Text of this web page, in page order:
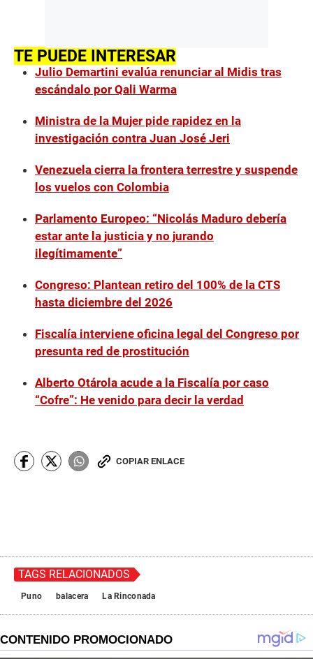
TE PUEDE INTERESAR
Julio Demartini evalúa renunciar al Midis tras
escándalo por Qali Warma
Ministra de la Mujer pide rapidez en la
investigación contra Juan José Jeri
Venezuela cierra la frontera terrestre y suspende
los vuelos con Colombia
Parlamento Europeo: “Nicolás Maduro debería
estar ante la justicia y no jurando
ilegítimamente”
Congreso: Plantean retiro del 100% de la CTS
hasta diciembre del 2026
Fiscalía interviene oficina legal del Congreso por
presunta red de prostitución
Alberto Otárola acude a la Fiscalía por caso
“Cofre”: He venido para decir la verdad
COPIAR ENLACE
TAGS RELACIONADOS
Puno balacera La Rinconada